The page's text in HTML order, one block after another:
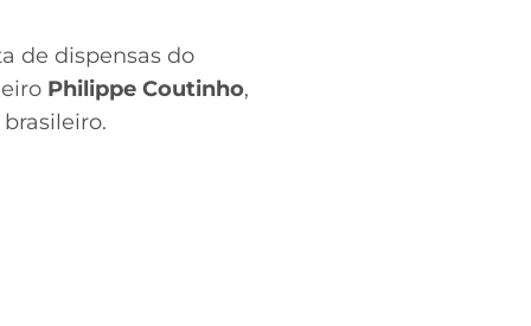
de dispensas do
Philippe Coutinho,